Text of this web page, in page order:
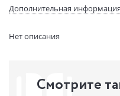
Вес:
702 гр.
Код товара:
В продаже с:
Дополнительная информация
Нет описания
Смотрите